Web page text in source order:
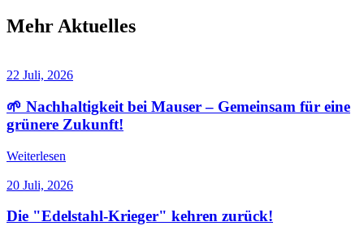
Mehr Aktuelles
22 Juli, 2026
🌱 Nachhaltigkeit bei Mauser – Gemeinsam für eine
grünere Zukunft!
Weiterlesen
20 Juli, 2026
Die "Edelstahl-Krieger" kehren zurück!